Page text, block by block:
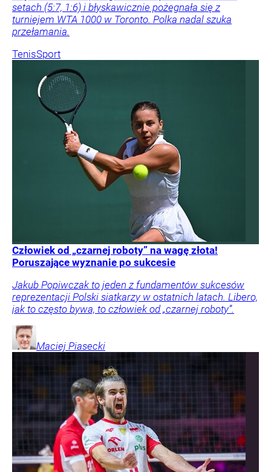
setach (5:7, 1:6) i błyskawicznie pożegnała się z
turniejem WTA 1000 w Toronto. Polka nadal szuka
przełamania.
TenisSport
Człowiek od „czarnej roboty” na wagę złota!
Poruszające wyznanie po sukcesie
Jakub Popiwczak to jeden z fundamentów sukcesów
reprezentacji Polski siatkarzy w ostatnich latach. Libero,
jak to często bywa, to człowiek od „czarnej roboty”.
Maciej Piasecki